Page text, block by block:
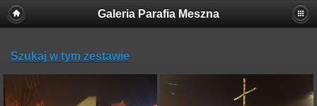
Galeria Parafia Meszna
Szukaj w tym zestawie